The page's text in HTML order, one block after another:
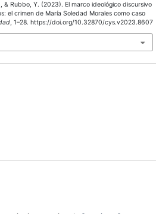
& Rubbo, Y. (2023). El marco ideológico discursivo
el crimen de María Soledad Morales como caso
, 1–28. https://doi.org/10.32870/cys.v2023.8607